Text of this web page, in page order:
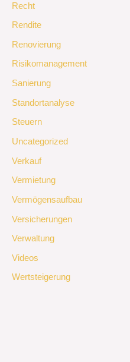
Recht
Rendite
Renovierung
Risikomanagement
Sanierung
Standortanalyse
Steuern
Uncategorized
Verkauf
Vermietung
Vermögensaufbau
Versicherungen
Verwaltung
Videos
Wertsteigerung